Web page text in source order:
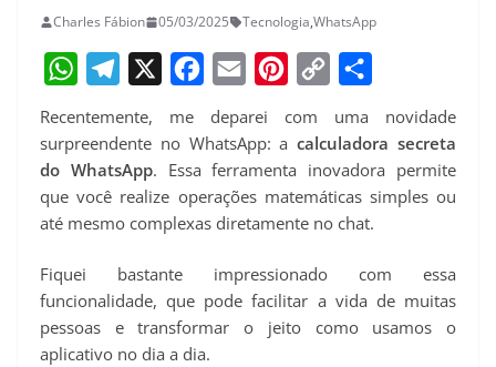
Charles Fábion 05/03/2025 Tecnologia,WhatsApp
h
a
t
s
A
p
p
e
l
e
g
a
m
a
c
e
b
o
o
k
m
a
i
i
n
t
e
r
e
o
y
L
i
n
k
h
a
r
e
Recentemente, me deparei com uma novidade
surpreendente no WhatsApp: acalculadora secreta
do WhatsApp. Essa ferramenta inovadora permite
que você realize operações matemáticas simples ou
até mesmo complexas diretamente no chat.
Fiquei bastante impressionado com essa
funcionalidade, que pode facilitar a vida de muitas
pessoas e transformar o jeito como usamos o
aplicativo no dia a dia.